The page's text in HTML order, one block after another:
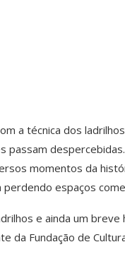
a técnica dos
passam
momentos da
espaços
e ainda um breve
da Fundação de